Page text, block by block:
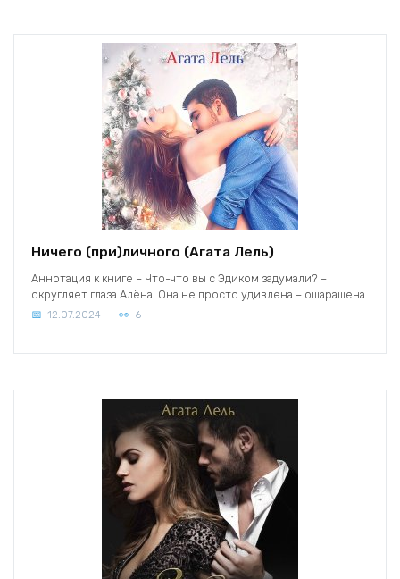
Ничего (при)личного (Агата Лель)
Аннотация к книге – Что-что вы с Эдиком задумали? –
округляет глаза Алёна. Она не просто удивлена – ошарашена.
12.07.2024 6